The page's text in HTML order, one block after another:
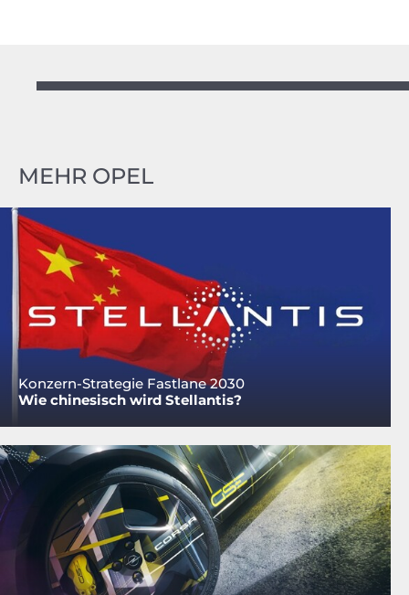
MEHR OPEL
Konzern-Strategie Fastlane 2030
Wie chinesisch wird Stellantis?